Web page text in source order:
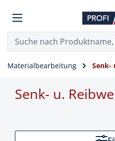
Materialbearbeitung Senk-
Senk- u.